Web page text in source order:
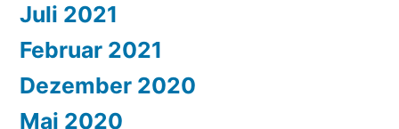
Juli 2021
Februar 2021
Dezember 2020
Mai 2020